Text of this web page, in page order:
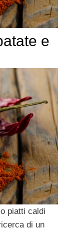
e
piatti caldi
di un